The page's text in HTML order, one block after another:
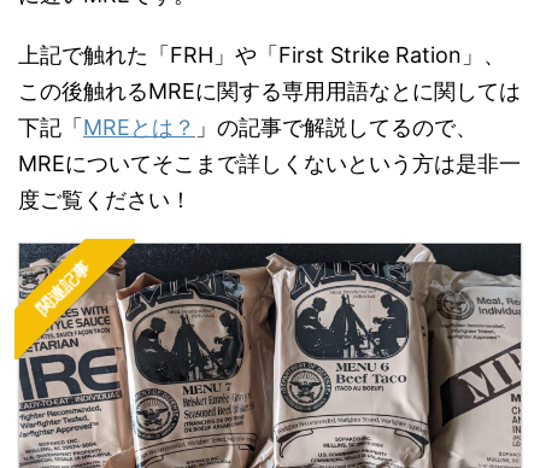
上記で触れた「FRH」や「First Strike Ration」、
この後触れるMREに関する専用用語なとに関しては
下記「 MREとは？ 」の記事で解説してるので、
MREについてそこまで詳しくないという方は是非一
度ご覧ください！
関連記事